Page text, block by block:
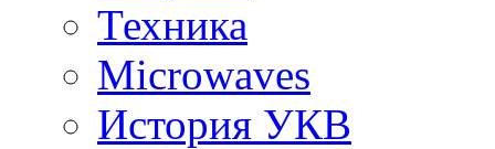
Техника
Microwaves
История УКВ